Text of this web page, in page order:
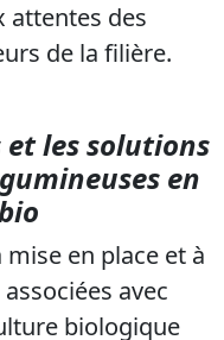
attentes des
de la filière.
les solutions
en
mise en place et à
avec
biologique